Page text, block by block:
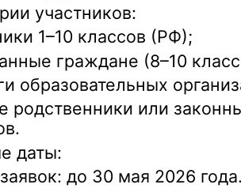
участников:
1–10 классов (РФ);
граждане (8–10
образовательных
родственники или
даты:
до 30 мая 2026